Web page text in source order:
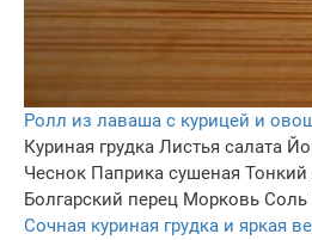
Ролл из лаваша с курицей и
Куриная грудка Листья салата
Чеснок Паприка сушеная
Болгарский перец Морковь Соль
Сочная куриная грудка и яркая